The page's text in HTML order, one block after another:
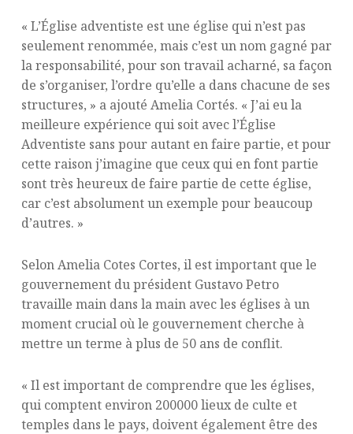
« L’Église adventiste est une église qui n’est pas
seulement renommée, mais c’est un nom gagné par
la responsabilité, pour son travail acharné, sa façon
de s’organiser, l’ordre qu’elle a dans chacune de ses
structures, » a ajouté Amelia Cortés. « J’ai eu la
meilleure expérience qui soit avec l’Église
Adventiste sans pour autant en faire partie, et pour
cette raison j’imagine que ceux qui en font partie
sont très heureux de faire partie de cette église,
car c’est absolument un exemple pour beaucoup
d’autres. »
Selon Amelia Cotes Cortes, il est important que le
gouvernement du président Gustavo Petro
travaille main dans la main avec les églises à un
moment crucial où le gouvernement cherche à
mettre un terme à plus de 50 ans de conflit.
« Il est important de comprendre que les églises,
qui comptent environ 200000 lieux de culte et
temples dans le pays, doivent également être des